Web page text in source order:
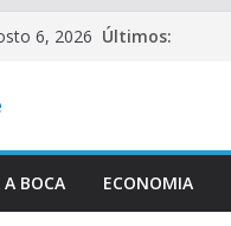
6, 2026 Últimos:
A BOCA ECONOMIA